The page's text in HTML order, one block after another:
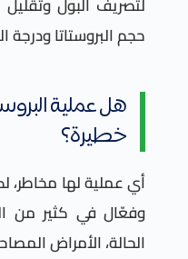
حجم البروستاتا ودرجة
هل عملية
خطيرة؟
أي عملية لها مخاطر،
وفعّال في كثير من
الحالة، الأمراض